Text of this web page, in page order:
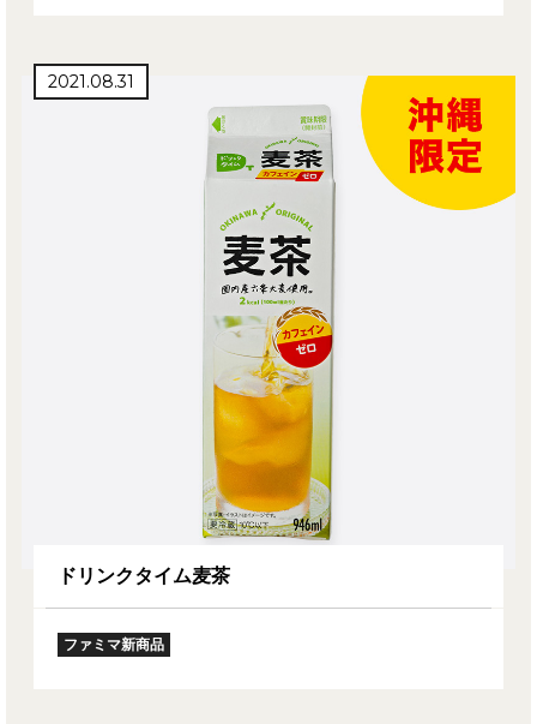
2021.08.31
ドリンクタイム麦茶
ファミマ新商品